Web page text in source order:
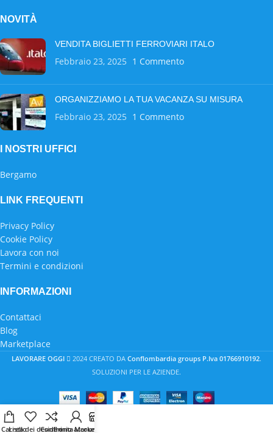
NOVITÀ
VENDITA BIGLIETTI FERROVIARI ITALO
Febbraio 23, 2025 1 Commento
ORGANIZZIAMO LA TUA VACANZA SU MISURA
Febbraio 23, 2025 1 Commento
I NOSTRI UFFICI
Bergamo
LINK FREQUENTI
Privacy Policy
Cookie Policy
Lavora con noi
Termini e condizioni
INFORMAZIONI
Contattaci
Blog
Marketplace
LAVORARE OGGI 2024 CREATO DA Conflombardia groups P.Iva 01766910192.
SOLUZIONI PER LE AZIENDE.
Carrello
Lista dei desideri
Confronta
Il mio account
Marketplace